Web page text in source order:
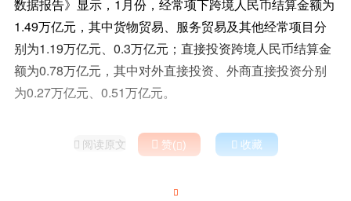
数据报告》显示，1月份，经常项下跨境人民币结算金额为
1.49万亿元，其中货物贸易、服务贸易及其他经常项目分
别为1.19万亿元、0.3万亿元；直接投资跨境人民币结算金
额为0.78万亿元，其中对外直接投资、外商直接投资分别
为0.27万亿元、0.51万亿元。
 阅读原文  赞()  收藏
